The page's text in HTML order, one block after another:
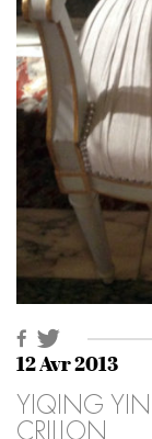
12 Avr 2013
YIQING YIN
CRILLON